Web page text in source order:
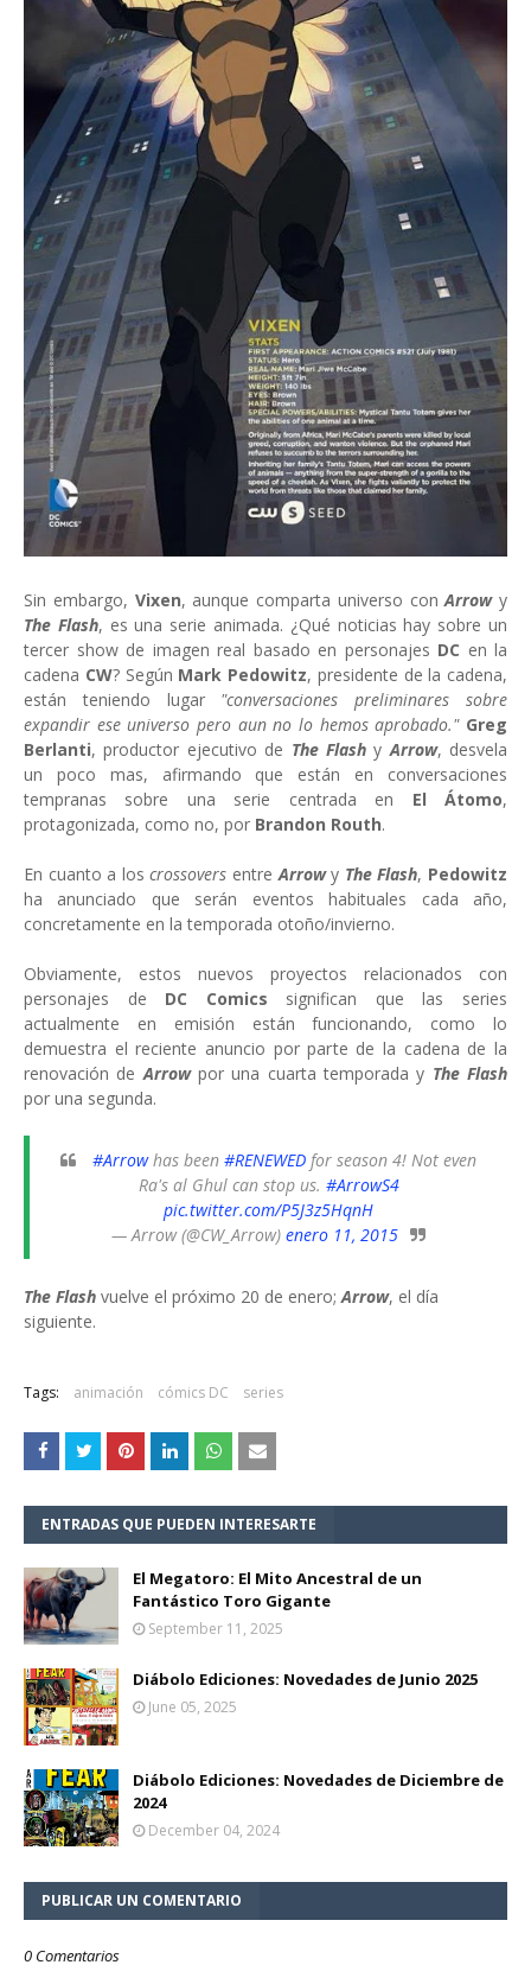
Sin embargo, Vixen, aunque comparta universo conArrow y
The Flash, es una serie animada. ¿Qué noticias hay sobre un
tercer show de imagen real basado en personajes DC en la
cadena CW? Según Mark Pedowitz, presidente de la cadena,
están teniendo lugar "conversaciones preliminares sobre
expandir ese universo pero aun no lo hemos aprobado." Greg
Berlanti, productor ejecutivo de The Flashy Arrow, desvela
un poco mas, afirmando que están en conversaciones
tempranas sobre una serie centrada en El Átomo,
protagonizada, como no, por Brandon Routh.
En cuanto a loscrossovers entre Arrowy The Flash, Pedowitz
ha anunciado que serán eventos habituales cada año,
concretamente en la temporada otoño/invierno.
Obviamente, estos nuevos proyectos relacionados con
personajes de DC Comics significan que las series
actualmente en emisión están funcionando, como lo
demuestra el reciente anuncio por parte de la cadena de la
renovación de Arrowpor una cuarta temporada y The Flash
por una segunda.
#Arrowhas been #RENEWED for season 4! Not even
Ra's al Ghul can stop us. #ArrowS4
pic.twitter.com/P5J3z5HqnH
— Arrow (@CW_Arrow) enero 11, 2015
The Flash vuelve el próximo 20 de enero; Arrow, el día
siguiente.
Tags: animación cómics DC series
ENTRADAS QUE PUEDEN INTERESARTE
El Megatoro: El Mito Ancestral de un
Fantástico Toro Gigante
September 11, 2025
Diábolo Ediciones: Novedades de Junio 2025
June 05, 2025
Diábolo Ediciones: Novedades de Diciembre de
2024
December 04, 2024
PUBLICAR UN COMENTARIO
0 Comentarios